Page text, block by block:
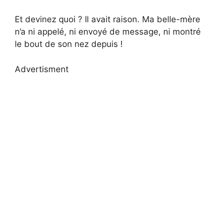
Et devinez quoi ? Il avait raison. Ma belle-mère
n’a ni appelé, ni envoyé de message, ni montré
le bout de son nez depuis !
Advertisment